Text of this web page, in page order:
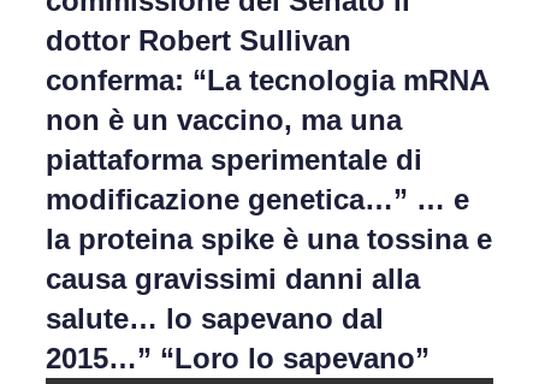
dottor Robert Sullivan
conferma: “La tecnologia mRNA
non è un vaccino, ma una
piattaforma sperimentale di
modificazione genetica…” … e
la proteina spike è una tossina e
causa gravissimi danni alla
salute… lo sapevano dal
2015…” “Loro lo sapevano”